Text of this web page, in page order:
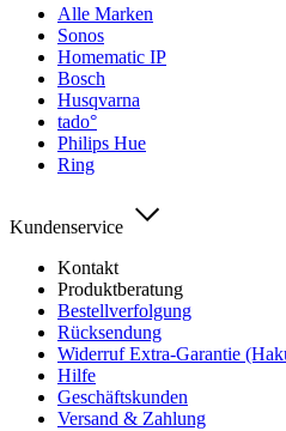
Alle Marken
Sonos
Homematic IP
Bosch
Husqvarna
tado°
Philips Hue
Ring
Kundenservice
Kontakt
Produktberatung
Bestellverfolgung
Rücksendung
Widerruf Extra-Garantie
Hilfe
Geschäftskunden
Versand & Zahlung